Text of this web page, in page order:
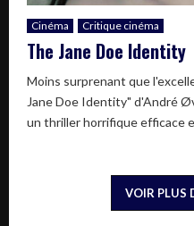
Cinéma Critique cinéma
The Jane Doe Identity
Moins surprenant que
Jane Doe Identity" d'André
un thriller horrifique efficace
VOIR PLUS